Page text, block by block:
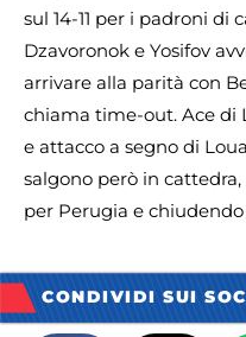
sul 14-11 per i padroni di
Dzavoronok e Yosifov
arrivare alla parità con
chiama time-out. Ace di
e attacco a segno di
salgono però in cattedra,
per Perugia e chiudendo
CONDIVIDI SUI